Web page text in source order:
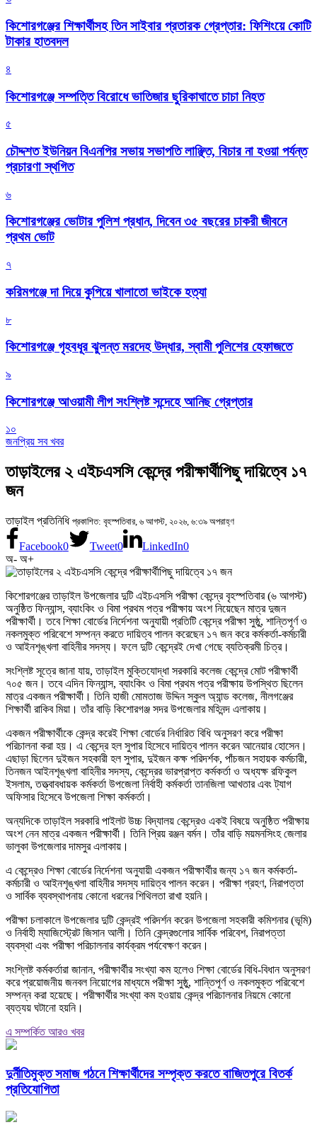
কিশোরগঞ্জের শিক্ষার্থীসহ তিন সাইবার প্রতারক গ্রেপ্তার: ফিশিংয়ে কোটি
টাকার হাতবদল
৪
কিশোরগঞ্জে সম্পত্তি বিরোধে ভাতিজার ছুরিকাঘাতে চাচা নিহত
৫
চৌদ্দশত ইউনিয়ন বিএনপির সভায় সভাপতি লাঞ্ছিত, বিচার না হওয়া পর্যন্ত
প্রচারণা স্থগিত
৬
কিশোরগঞ্জের ভোটার পুলিশ প্রধান, দিবেন ৩৫ বছরের চাকরী জীবনে
প্রথম ভোট
৭
করিমগঞ্জে দা দিয়ে কুপিয়ে খালাতো ভাইকে হত্যা
৮
কিশোরগঞ্জে গৃহবধূর ঝুলন্ত মরদেহ উদ্ধার, স্বামী পুলিশের হেফাজতে
৯
কিশোরগঞ্জে আওয়ামী লীগ সংশ্লিষ্ট সন্দেহে আনিছ গ্রেপ্তার
১০
জনপ্রিয় সব খবর
তাড়াইলের ২ এইচএসসি কেন্দ্রে পরীক্ষার্থীপিছু দায়িত্বে ১৭
জন
তাড়াইল প্রতিনিধি প্রকাশিত: বৃহস্পতিবার, ৬ আগস্ট, ২০২৬, ৬:৩৯ অপরাহ্ণ
Facebook0 Tweet0 LinkedIn0
অ- অ+
কিশোরগঞ্জের তাড়াইল উপজেলার দুটি এইচএসসি পরীক্ষা কেন্দ্রে বৃহস্পতিবার (৬ আগস্ট)
অনুষ্ঠিত ফিন্যান্স, ব্যাংকিং ও বিমা প্রথম পত্র পরীক্ষায় অংশ নিয়েছেন মাত্র দুজন
পরীক্ষার্থী। তবে শিক্ষা বোর্ডের নির্দেশনা অনুযায়ী প্রতিটি কেন্দ্রে পরীক্ষা সুষ্ঠু, শান্তিপূর্ণ ও
নকলমুক্ত পরিবেশে সম্পন্ন করতে দায়িত্ব পালন করেছেন ১৭ জন করে কর্মকর্তা-কর্মচারী
ও আইনশৃঙ্খলা বাহিনীর সদস্য। ফলে দুটি কেন্দ্রেই দেখা গেছে ব্যতিক্রমী চিত্র।
সংশ্লিষ্ট সূত্রে জানা যায়, তাড়াইল মুক্তিযোদ্ধা সরকারি কলেজ কেন্দ্রে মোট পরীক্ষার্থী
৭০৫ জন। তবে এদিন ফিন্যান্স, ব্যাংকিং ও বিমা প্রথম পত্র পরীক্ষায় উপস্থিত ছিলেন
মাত্র একজন পরীক্ষার্থী। তিনি হাজী মোমতাজ উদ্দিন স্কুল অ্যান্ড কলেজ, নীলগঞ্জের
শিক্ষার্থী রাকিব মিয়া। তাঁর বাড়ি কিশোরগঞ্জ সদর উপজেলার মহিনন্দ এলাকায়।
একজন পরীক্ষার্থীকে কেন্দ্র করেই শিক্ষা বোর্ডের নির্ধারিত বিধি অনুসরণ করে পরীক্ষা
পরিচালনা করা হয়। এ কেন্দ্রে হল সুপার হিসেবে দায়িত্ব পালন করেন আনেয়ার হোসেন।
এছাড়া ছিলেন দুইজন সহকারী হল সুপার, দুইজন কক্ষ পরিদর্শক, পাঁচজন সহায়ক কর্মচারী,
তিনজন আইনশৃঙ্খলা বাহিনীর সদস্য, কেন্দ্রের ভারপ্রাপ্ত কর্মকর্তা ও অধ্যক্ষ রফিকুল
ইসলাম, তত্ত্বাবধায়ক কর্মকর্তা উপজেলা নির্বাহী কর্মকর্তা তানজিলা আখতার এবং ট্যাগ
অফিসার হিসেবে উপজেলা শিক্ষা কর্মকর্তা।
অন্যদিকে তাড়াইল সরকারি পাইলট উচ্চ বিদ্যালয় কেন্দ্রেও একই বিষয়ে অনুষ্ঠিত পরীক্ষায়
অংশ নেন মাত্র একজন পরীক্ষার্থী। তিনি প্রিয় রঞ্জন বর্মন। তাঁর বাড়ি ময়মনসিংহ জেলার
ভালুকা উপজেলার দামসুর এলাকায়।
এ কেন্দ্রেও শিক্ষা বোর্ডের নির্দেশনা অনুযায়ী একজন পরীক্ষার্থীর জন্য ১৭ জন কর্মকর্তা-
কর্মচারী ও আইনশৃঙ্খলা বাহিনীর সদস্য দায়িত্ব পালন করেন। পরীক্ষা গ্রহণ, নিরাপত্তা
ও সার্বিক ব্যবস্থাপনায় কোনো ধরনের শিথিলতা রাখা হয়নি।
পরীক্ষা চলাকালে উপজেলার দুটি কেন্দ্রই পরিদর্শন করেন উপজেলা সহকারী কমিশনার (ভূমি)
ও নির্বাহী ম্যাজিস্ট্রেট জিসান আলী। তিনি কেন্দ্রগুলোর সার্বিক পরিবেশ, নিরাপত্তা
ব্যবস্থা এবং পরীক্ষা পরিচালনার কার্যক্রম পর্যবেক্ষণ করেন।
সংশ্লিষ্ট কর্মকর্তারা জানান, পরীক্ষার্থীর সংখ্যা কম হলেও শিক্ষা বোর্ডের বিধি-বিধান অনুসরণ
করে প্রয়োজনীয় জনবল নিয়োগের মাধ্যমে পরীক্ষা সুষ্ঠু, শান্তিপূর্ণ ও নকলমুক্ত পরিবেশে
সম্পন্ন করা হয়েছে। পরীক্ষার্থীর সংখ্যা কম হওয়ায় কেন্দ্র পরিচালনার নিয়মে কোনো
ব্যত্যয় ঘটানো হয়নি।
এ সম্পর্কিত আরও খবর
দুর্নীতিমুক্ত সমাজ গঠনে শিক্ষার্থীদের সম্পৃক্ত করতে বাজিতপুরে বিতর্ক
প্রতিযোগিতা